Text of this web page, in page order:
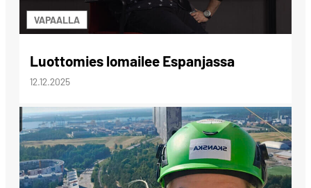
VAPAALLA
Luottomies lomailee Espanjassa
12.12.2025